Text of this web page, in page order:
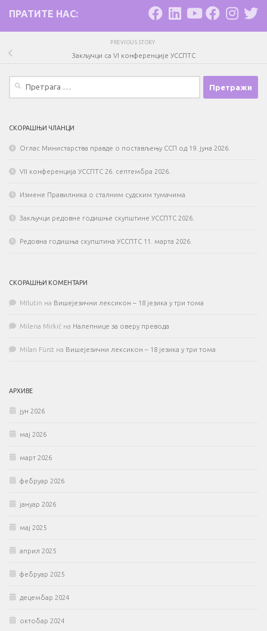
ПРАТИТЕ НАС:
PREVIOUS STORY
Закључци са VI конференције УССПТС
СКОРАШЊИ ЧЛАНЦИ
Оглас Министарства правде о постављењу ССП од 19. јуна 2026.
VII конференција УССПТС 26. септембра 2026.
Измене Правилника о сталним судским тумачима
Закључци редовне годишње скупштине УССПТС 2026.
Редовна годишња скупштина УССПТС 11. марта 2026.
СКОРАШЊИ КОМЕНТАРИ
MIlutin на Вишејезични лексикон – 18 језика у три тома
Milena Mirkić на Налепнице за оверу превода
Milan Fürst на Вишејезични лексикон – 18 језика у три тома
АРХИВЕ
јун 2026
мај 2026
март 2026
фебруар 2026
јануар 2026
мај 2025
април 2025
фебруар 2025
децембар 2024
октобар 2024